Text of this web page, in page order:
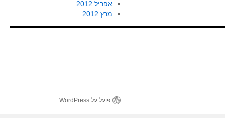
אפריל 2012
מרץ 2012
פועל על WordPress.